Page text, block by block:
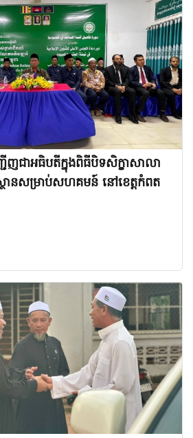
ញជាអធិបតីក្នុងពិធីបិទសិក្ខាសាលា
ានសម្រាប់សហគមន៍ នៅខេត្តកំពត